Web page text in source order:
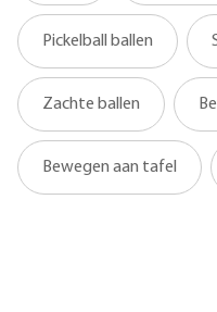
Pickelball ballen
Zachte ballen
Bewegen aan tafel